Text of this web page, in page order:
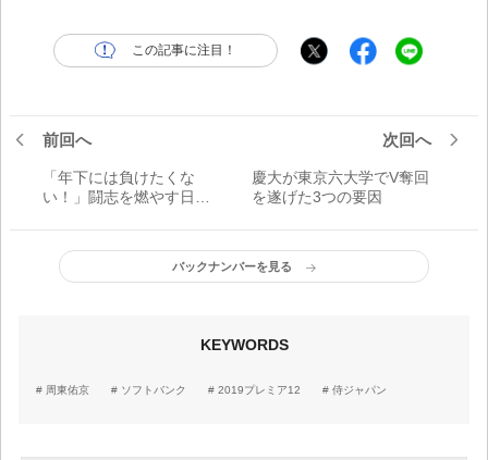
この記事に注目！
前回へ
「年下には負けたくな
い！」闘志を燃やす日本
木健矢／JABA公式サポ・
田中優美の熱視線！
次回へ
慶大が東京六大学でV奪回
を遂げた3つの要因
バックナンバーを見る
KEYWORDS
周東佑京 ソフトバンク 2019プレミア12 侍ジャパン